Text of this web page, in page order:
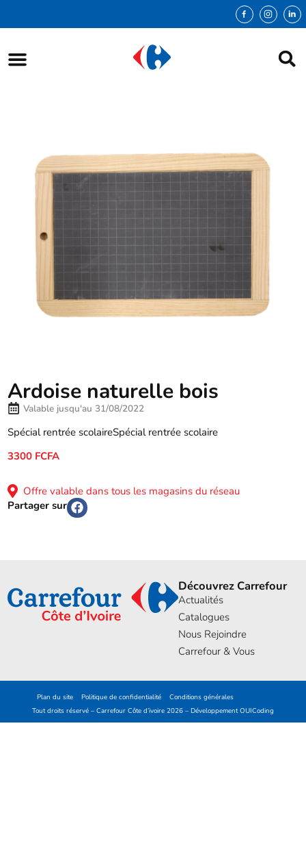
Ardoise naturelle bois
Valable jusqu'au 31/08/2022
Spécial rentrée scolaireSpécial rentrée scolaire
3300 FCFA
Offre valable dans tous les magasins du réseau
Partager sur
Découvrez Carrefour
Actualités
Catalogues
Nous Rejoindre
Carrefour & Vous
Plan du site Politique de confidentialité
Conditions générales
Tout droits réservé – Carrefour Côte d’ivoire 2026 – DéveloppementOUICoding